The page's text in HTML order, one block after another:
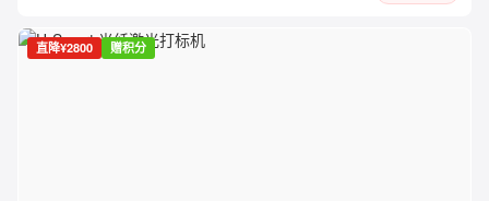
直降¥2800 赠积分